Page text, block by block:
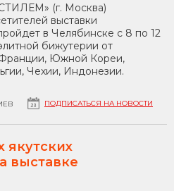
(г. Москва)
выставки
в Челябинске с 8 по 12
бижутерии от
Франции, Южной Кореи,
Чехии, Индонезии.
ПОДПИСАТЬСЯ НА НОВОСТИ
выставке